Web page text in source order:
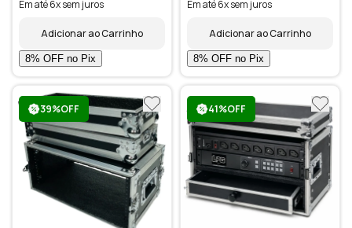
Em até 6x sem juros
Adicionar ao Carrinho
Em até 6x sem juros
Adicionar ao Carrinho
39%OFF 41%OFF